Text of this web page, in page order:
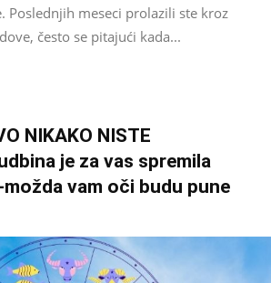
Poslednjih meseci prolazili ste kroz
često se pitajući kada...
NIKAKO NISTE
je za vas spremila
vam oči budu pune